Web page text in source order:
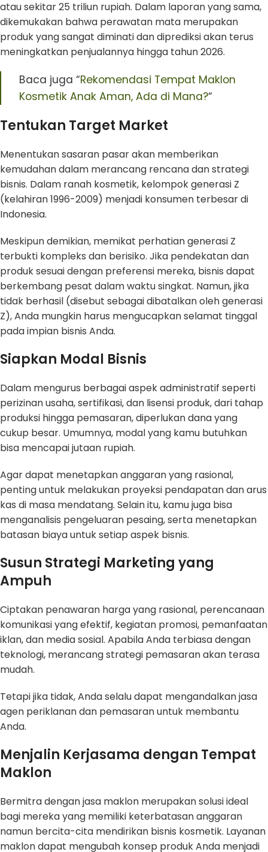
atau sekitar 25 triliun rupiah. Dalam laporan yang sama,
dikemukakan bahwa perawatan mata merupakan
produk yang sangat diminati dan diprediksi akan terus
meningkatkan penjualannya hingga tahun 2026.
Baca juga “Rekomendasi Tempat Maklon
Kosmetik Anak Aman, Ada di Mana?“
Tentukan Target Market
Menentukan sasaran pasar akan memberikan
kemudahan dalam merancang rencana dan strategi
bisnis. Dalam ranah kosmetik, kelompok generasi Z
(kelahiran 1996-2009) menjadi konsumen terbesar di
Indonesia.
Meskipun demikian, memikat perhatian generasi Z
terbukti kompleks dan berisiko. Jika pendekatan dan
produk sesuai dengan preferensi mereka, bisnis dapat
berkembang pesat dalam waktu singkat. Namun, jika
tidak berhasil (disebut sebagai dibatalkan oleh generasi
Z), Anda mungkin harus mengucapkan selamat tinggal
pada impian bisnis Anda.
Siapkan Modal Bisnis
Dalam mengurus berbagai aspek administratif seperti
perizinan usaha, sertifikasi, dan lisensi produk, dari tahap
produksi hingga pemasaran, diperlukan dana yang
cukup besar. Umumnya, modal yang kamu butuhkan
bisa mencapai jutaan rupiah.
Agar dapat menetapkan anggaran yang rasional,
penting untuk melakukan proyeksi pendapatan dan arus
kas di masa mendatang. Selain itu, kamu juga bisa
menganalisis pengeluaran pesaing, serta menetapkan
batasan biaya untuk setiap aspek bisnis.
Susun Strategi Marketing yang
Ampuh
Ciptakan penawaran harga yang rasional, perencanaan
komunikasi yang efektif, kegiatan promosi, pemanfaatan
iklan, dan media sosial. Apabila Anda terbiasa dengan
teknologi, merancang strategi pemasaran akan terasa
mudah.
Tetapi jika tidak, Anda selalu dapat mengandalkan jasa
agen periklanan dan pemasaran untuk membantu
Anda.
Menjalin Kerjasama dengan Tempat
Maklon
Bermitra dengan jasa maklon merupakan solusi ideal
bagi mereka yang memiliki keterbatasan anggaran
namun bercita-cita mendirikan bisnis kosmetik. Layanan
maklon dapat mengubah konsep produk Anda menjadi